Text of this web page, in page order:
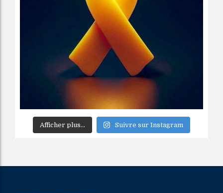
Afficher plus... Suivre sur Instagram